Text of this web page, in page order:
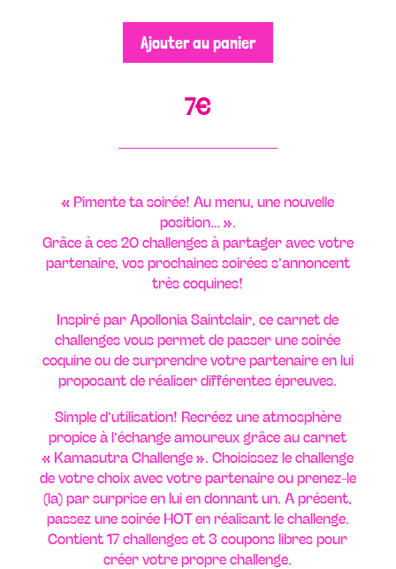
Ajouter au panier
7€
« Pimente ta soirée! Au menu, une nouvelle
position… ».
Grâce à ces 20 challenges à partager avec votre
partenaire, vos prochaines soirées s’annoncent
très coquines!
Inspiré par Apollonia Saintclair, ce carnet de
challenges vous permet de passer une soirée
coquine ou de surprendre votre partenaire en lui
proposant de réaliser différentes épreuves.
Simple d’utilisation! Recréez une atmosphère
propice à l’échange amoureux grâce au carnet
« Kamasutra Challenge ». Choisissez le challenge
de votre choix avec votre partenaire ou prenez-le
(la) par surprise en lui en donnant un. A présent,
passez une soirée HOT en réalisant le challenge.
Contient 17 challenges et 3 coupons libres pour
créer votre propre challenge.